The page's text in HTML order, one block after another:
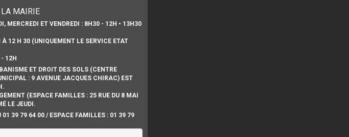
MAIRIE
MERCREDI ET VENDREDI : 8H30 - 12H • 13H30
12 H 30 (UNIQUEMENT LE SERVICE ETAT
12H
ET DROIT DES SOLS (CENTRE
: 9 AVENUE JACQUES CHIRAC) EST
(ESPACE FAMILLES : 25 RUE DU 8 MAI
LE JEUDI.
01 39 79 64 00 / ESPACE FAMILLES : 01 39 79